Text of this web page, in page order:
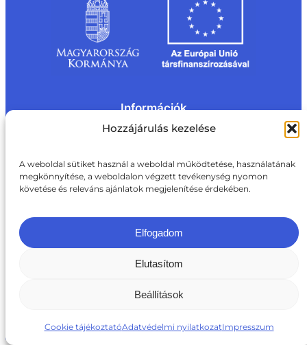
Hozzájárulás kezelése
A weboldal sütiket használ a weboldal működtetése, használatának
megkönnyítése, a weboldalon végzett tevékenység nyomon
követése és releváns ajánlatok megjelenítése érdekében.
Elfogadom
Elutasítom
Beállítások
Cookie tájékoztatóAdatvédelmi nyilatkozatImpresszum
Információk
Impresszum
Rólunk
Oldaltérkép
Adatvédelmi nyilatkozat
Akadálymentesítési nyilatkozat
Cookie tájékoztató
Kapcsolat
ite@aki.gov.hu